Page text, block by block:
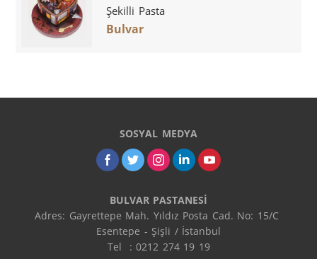
Şekilli Pasta
Bulvar
SOSYAL MEDYA
BULVAR PASTANESİ
Adres: Gayrettepe Mah. Yıldız Posta Cad. No: 15/C
Esentepe - Şişli / İstanbul
Tel  : 0212 274 19 19